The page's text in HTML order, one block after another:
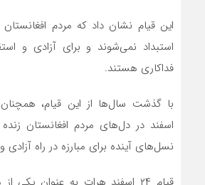
این قیام نشان داد که مردم
استبداد نمی‌شوند و برای آزادی و
فداکاری هستند.
اسفند در دل‌های مردم افغانستان
نسل‌های آینده برای مبارزه در راه